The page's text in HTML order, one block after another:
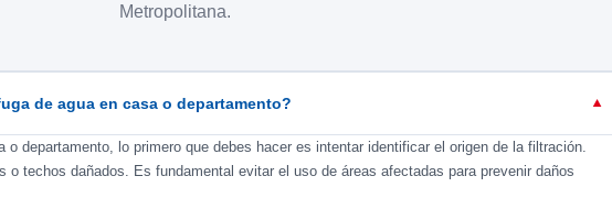
Metropolitana.
de agua en casa o departamento? ▼
departamento, lo primero que debes hacer es intentar identificar el origen de la filtración.
o techos dañados. Es fundamental evitar el uso de áreas afectadas para prevenir daños